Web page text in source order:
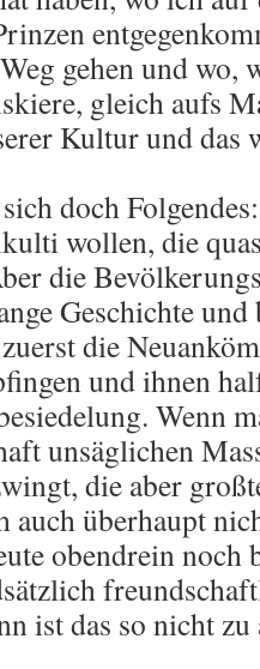
gehen und wo,
gleich aufs
Kultur und das
doch
wollen, die
die
Geschichte
die
und ihnen
Wenn
unsäglichen
die aber
auch überhaupt
obendrein noch
ist das so nicht